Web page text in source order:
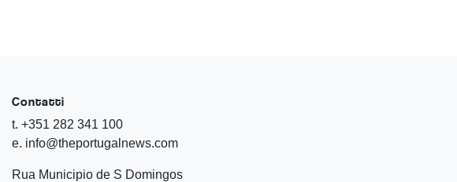
Contatti
t. +351 282 341 100
e. info@theportugalnews.com
Rua Municipio de S Domingos